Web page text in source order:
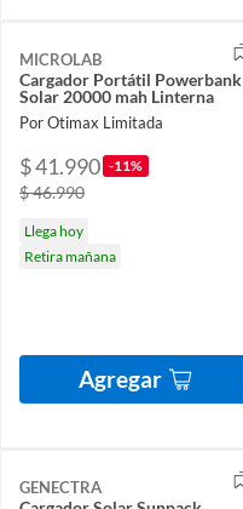
MICROLAB
Cargador Portátil Powerbank
Solar 20000 mah Linterna
Por Otimax Limitada
$ 41.990 -11%
$ 46.990
Llega hoy
Retira mañana
Agregar
GENECTRA